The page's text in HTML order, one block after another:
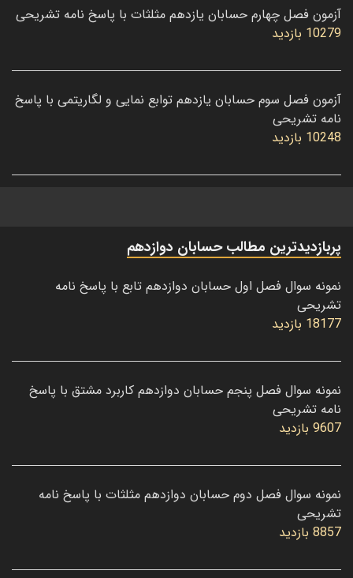
آزمون فصل چهارم حسابان یازدهم مثلثات با پاسخ نامه تشریحی
10279 بازدید
آزمون فصل سوم حسابان یازدهم توابع نمایی و لگاریتمی با پاسخ
نامه تشریحی
10248 بازدید
پربازدیدترین مطالب حسابان دوازدهم
نمونه سوال فصل اول حسابان دوازدهم تابع با پاسخ نامه
تشریحی
18177 بازدید
نمونه سوال فصل پنجم حسابان دوازدهم کاربرد مشتق با پاسخ
نامه تشریحی
9607 بازدید
نمونه سوال فصل دوم حسابان دوازدهم مثلثات با پاسخ نامه
تشریحی
8857 بازدید